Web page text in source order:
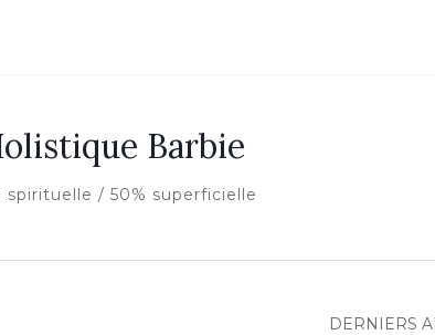
Barbie
spirituelle / 50% superficielle
DERNIERS